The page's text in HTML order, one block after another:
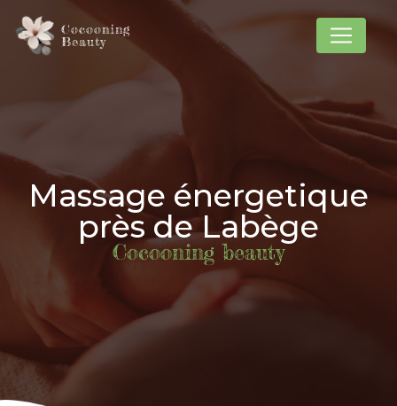
Cocooning
Beauty
Massage énergetique
près de Labège
Cocooning beauty
Panneau de gestion des cookies